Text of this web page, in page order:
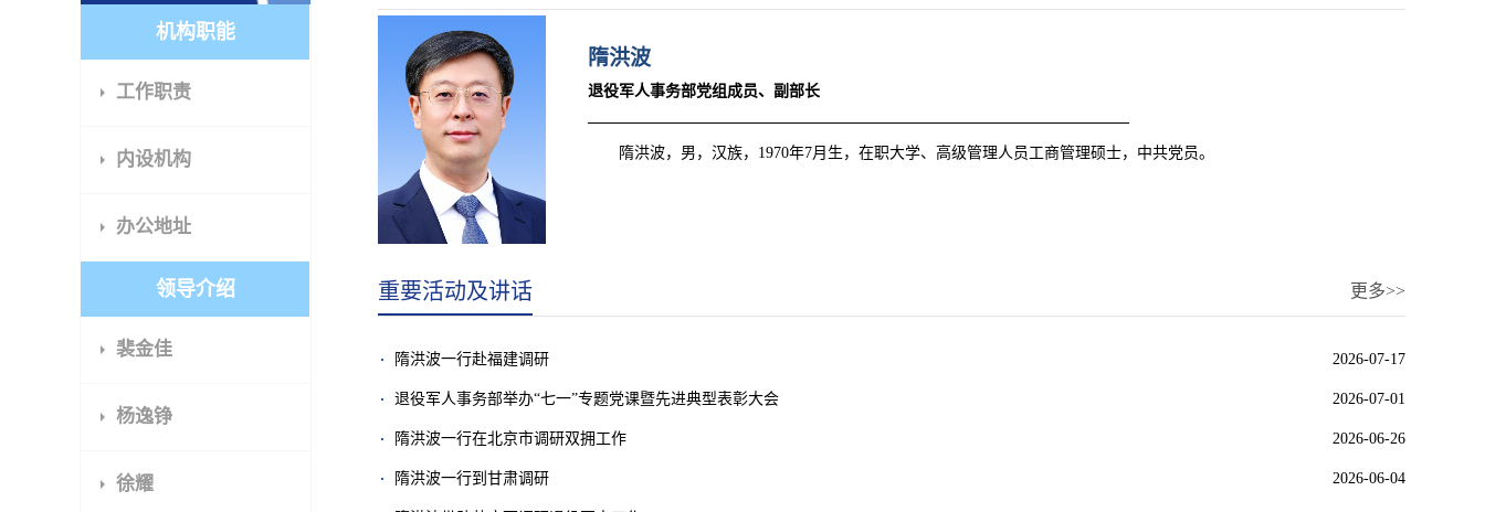
机构职能
工作职责
内设机构
办公地址
领导介绍
裴金佳
杨逸铮
徐耀
隋洪波
退役军人事务部党组成员、 副部长
———————————————————————————————————
隋洪波，男，汉族，1970年7月生，在职大学、高级管理人员工商管理硕士，中共党员。
重要活动及讲话 更多>>
隋洪波一行赴福建调研 2026-07-17
退役军人事务部举办“七一”专题党课暨先进典型表彰大会 2026-07-01
隋洪波一行在北京市调研双拥工作 2026-06-26
隋洪波一行到甘肃调研 2026-06-04